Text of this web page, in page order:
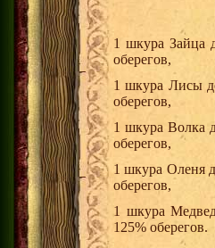
1 шкура Зайца
оберегов,
1 шкура Лисы
оберегов,
1 шкура Волка
оберегов,
1 шкура Оленя
оберегов,
1 шкура
125% оберегов.